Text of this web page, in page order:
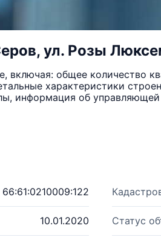
ул. Розы
общее количество
характеристики
информация об
66:61:0210009:122
10.01.2020 Статус